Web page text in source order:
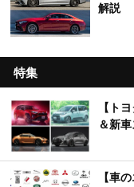
解説
特集
【ト
＆新
【車